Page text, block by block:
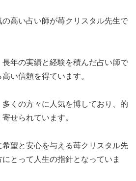
高い占い師が苺クリスタル先生で
年の実績と経験を積んだ占い師で
い信頼を得ています。
くの方々に人気を博しており、的
せられています。
望と安心を与える苺クリスタル先
とって人生の指針となっていま